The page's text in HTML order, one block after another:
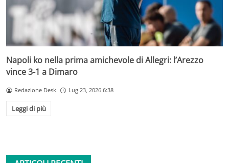
Napoli ko nella prima amichevole di Allegri: l’Arezzo
vince 3-1 a Dimaro
Redazione Desk Lug 23, 2026 6:38
Leggi di più